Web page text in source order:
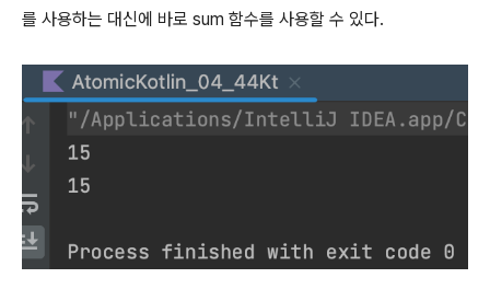
를 사용하는 대신에 바로 sum 함수를 사용할 수 있다.